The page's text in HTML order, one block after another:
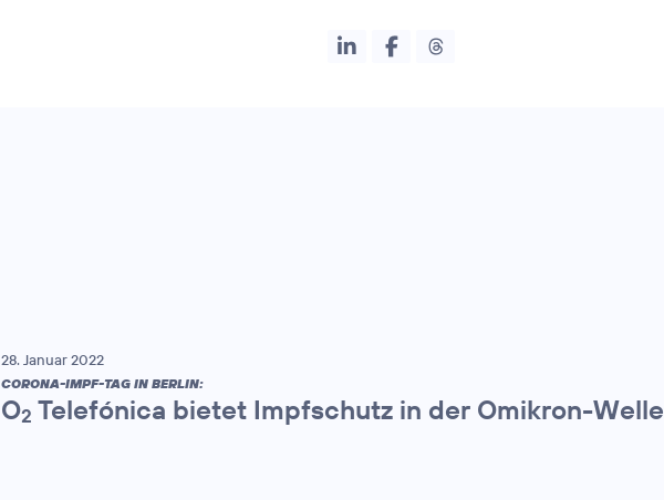
28. Januar 2022
CORONA-IMPF-TAG IN BERLIN:
O2 Telefónica bietet Impfschutz in der Omikron-Welle